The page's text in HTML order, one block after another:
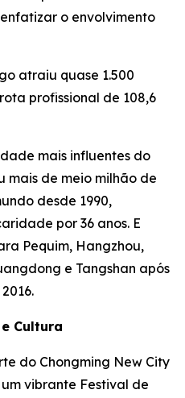
o envolvimento
atraiu quase 1.500
profissional de 108,6
mais influentes do
mais de meio milhão de
desde 1990,
por 36 anos. E
Pequim, Hangzhou,
e Tangshan após
Cultura
do Chongming New City
vibrante Festival de